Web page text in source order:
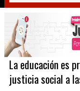
La educación es
justicia social a